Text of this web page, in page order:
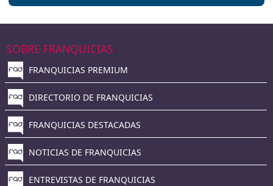
SOBRE FRANQUICIAS
FRANQUICIAS PREMIUM
DIRECTORIO DE FRANQUICIAS
FRANQUICIAS DESTACADAS
NOTICIAS DE FRANQUICIAS
ENTREVISTAS DE FRANQUICIAS